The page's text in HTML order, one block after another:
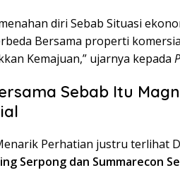
diri Sebab Situasi
Bersama properti
Kemajuan,” ujarnya kepada
Sebab Itu
Perhatian justru terlihat
Serpong dan Summarecon